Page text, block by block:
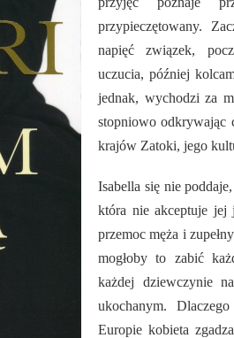
przypieczętowany.
napięć związek,
uczucia, później
jednak, wychodzi za
stopniowo odkrywając
krajów Zatoki, jego
Isabella się nie
która nie akceptuje jej
przemoc męża i
mogłoby to zabić
każdej dziewczynie
ukochanym.
Europie kobieta